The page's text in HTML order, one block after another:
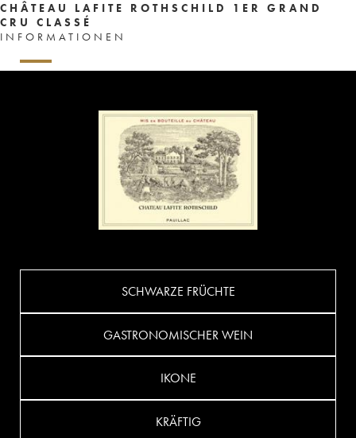
CHÂTEAU LAFITE ROTHSCHILD 1ER GRAND
CRU CLASSÉ
INFORMATIONEN
SCHWARZE FRÜCHTE
GASTRONOMISCHER WEIN
IKONE
KRÄFTIG